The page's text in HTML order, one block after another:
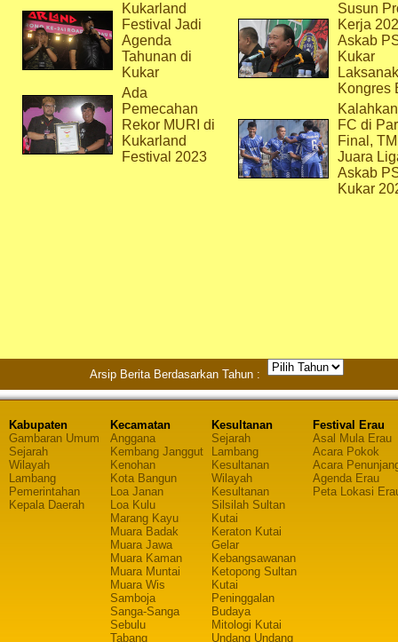
Kukarland
Festival Jadi
Agenda
Tahunan di
Kukar
Ada
Pemecahan
Rekor MURI di
Kukarland
Festival 2023
Susun
Kerja
Askab
Kukar
Kongres
FC di
Final,
Juara
Askab
Kukar
Arsip Berita Berdasarkan Tahun :
Kabupaten
Gambaran Umum
Sejarah
Wilayah
Lambang
Pemerintahan
Kepala Daerah
Kecamatan
Anggana
Kembang Janggut
Kenohan
Kota Bangun
Loa Janan
Loa Kulu
Marang Kayu
Muara Badak
Muara Jawa
Muara Kaman
Muara Muntai
Muara Wis
Samboja
Sanga-Sanga
Sebulu
Tabang
Kesultanan
Sejarah
Lambang
Kesultanan
Wilayah
Kesultanan
Silsilah Sultan
Kutai
Keraton Kutai
Gelar
Kebangsawanan
Ketopong Sultan
Kutai
Peninggalan
Budaya
Mitologi Kutai
Undang Undang
Festival Erau
Asal Mula Erau
Acara Pokok
Acara
Agenda Erau
Peta Lokasi